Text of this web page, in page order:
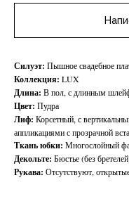
Силуэт: Пышное свадебное
Коллекция: LUX
Длина: В пол, с длинным
Цвет: Пудра
Лиф: Корсетный, с
аппликациями с прозрачной
Ткань юбки: Многослойный
Декольте: Бюстье (без
Рукава: Отсутствуют,